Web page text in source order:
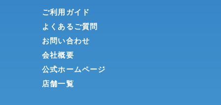
ご利用ガイド
よくあるご質問
お問い合わせ
会社概要
公式ホームページ
店舗一覧